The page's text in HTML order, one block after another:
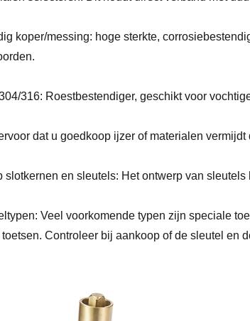
koper/messing: hoge sterkte,
316: Roestbestendiger, geschikt voor
dat u goedkoop ijzer of materialen
slotkernen en sleutels: Het ontwerp van
Veel voorkomende typen zijn speciale
Controleer bij aankoop of de sleutel en